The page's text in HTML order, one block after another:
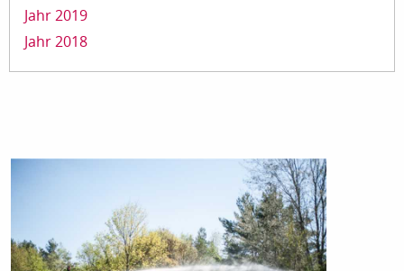
Jahr 2019
Jahr 2018